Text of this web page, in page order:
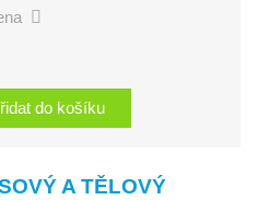
do košíku
A TĚLOVÝ